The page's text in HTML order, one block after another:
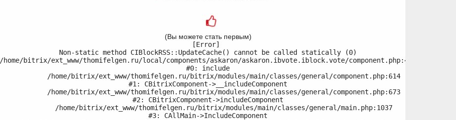
(Вы можете стать первым)
[Error]
Non-static method CIBlockRSS::UpdateCache() cannot be called statically (0)
/home/bitrix/ext_www/thomifelgen.ru/local/components/askaron/askaron.ibvote.iblock.vote/component.php:415
#0: include
#1: CBitrixComponent->__includeComponent
#2: CBitrixComponent->includeComponent
#3: CAllMain->IncludeComponent